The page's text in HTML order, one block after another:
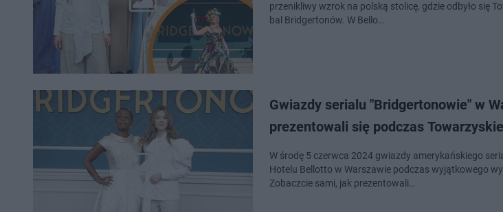
przenikliwy wzrok na polską stolicę, gdzie odbyło się
bal Bridgertonów. W Bello…
Gwiazdy serialu "Bridgertonowie" w
prezentowali się podczas
W środę 5 czerwca 2024 gwiazdy amerykańskiego
Hotelu Bellotto w Warszawie podczas wyjątkowego
Zobaczcie sami, jak prezentowali…